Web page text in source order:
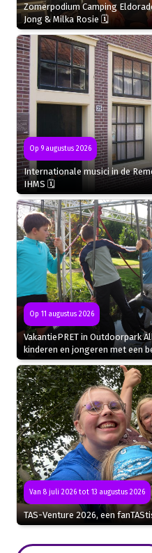
Zomerpodium Camping
Jong & Milka Rosie 🗓
Op 9 augustus 2026
Internationale musici in de
IHMS 🗓
Op 11 augustus 2026
VakantiePRET in Outdoorpark
kinderen en jongeren met een
Van 8 juli 2026 tot 13 augustus 2026
TAS-Venture 2026, een